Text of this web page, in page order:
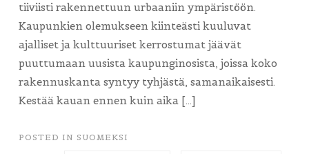
tiiviisti rakennettuun urbaaniin ympäristöön.
Kaupunkien olemukseen kiinteästi kuuluvat
ajalliset ja kulttuuriset kerrostumat jäävät
puuttumaan uusista kaupunginosista, joissa koko
rakennuskanta syntyy tyhjästä, samanaikaisesti.
Kestää kauan ennen kuin aika […]
POSTED IN SUOMEKSI